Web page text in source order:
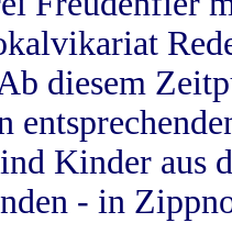
diesem
Kinder aus
- in